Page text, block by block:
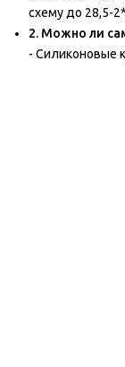
схему до 28,5-
2. Можно ли
- Силиконовые